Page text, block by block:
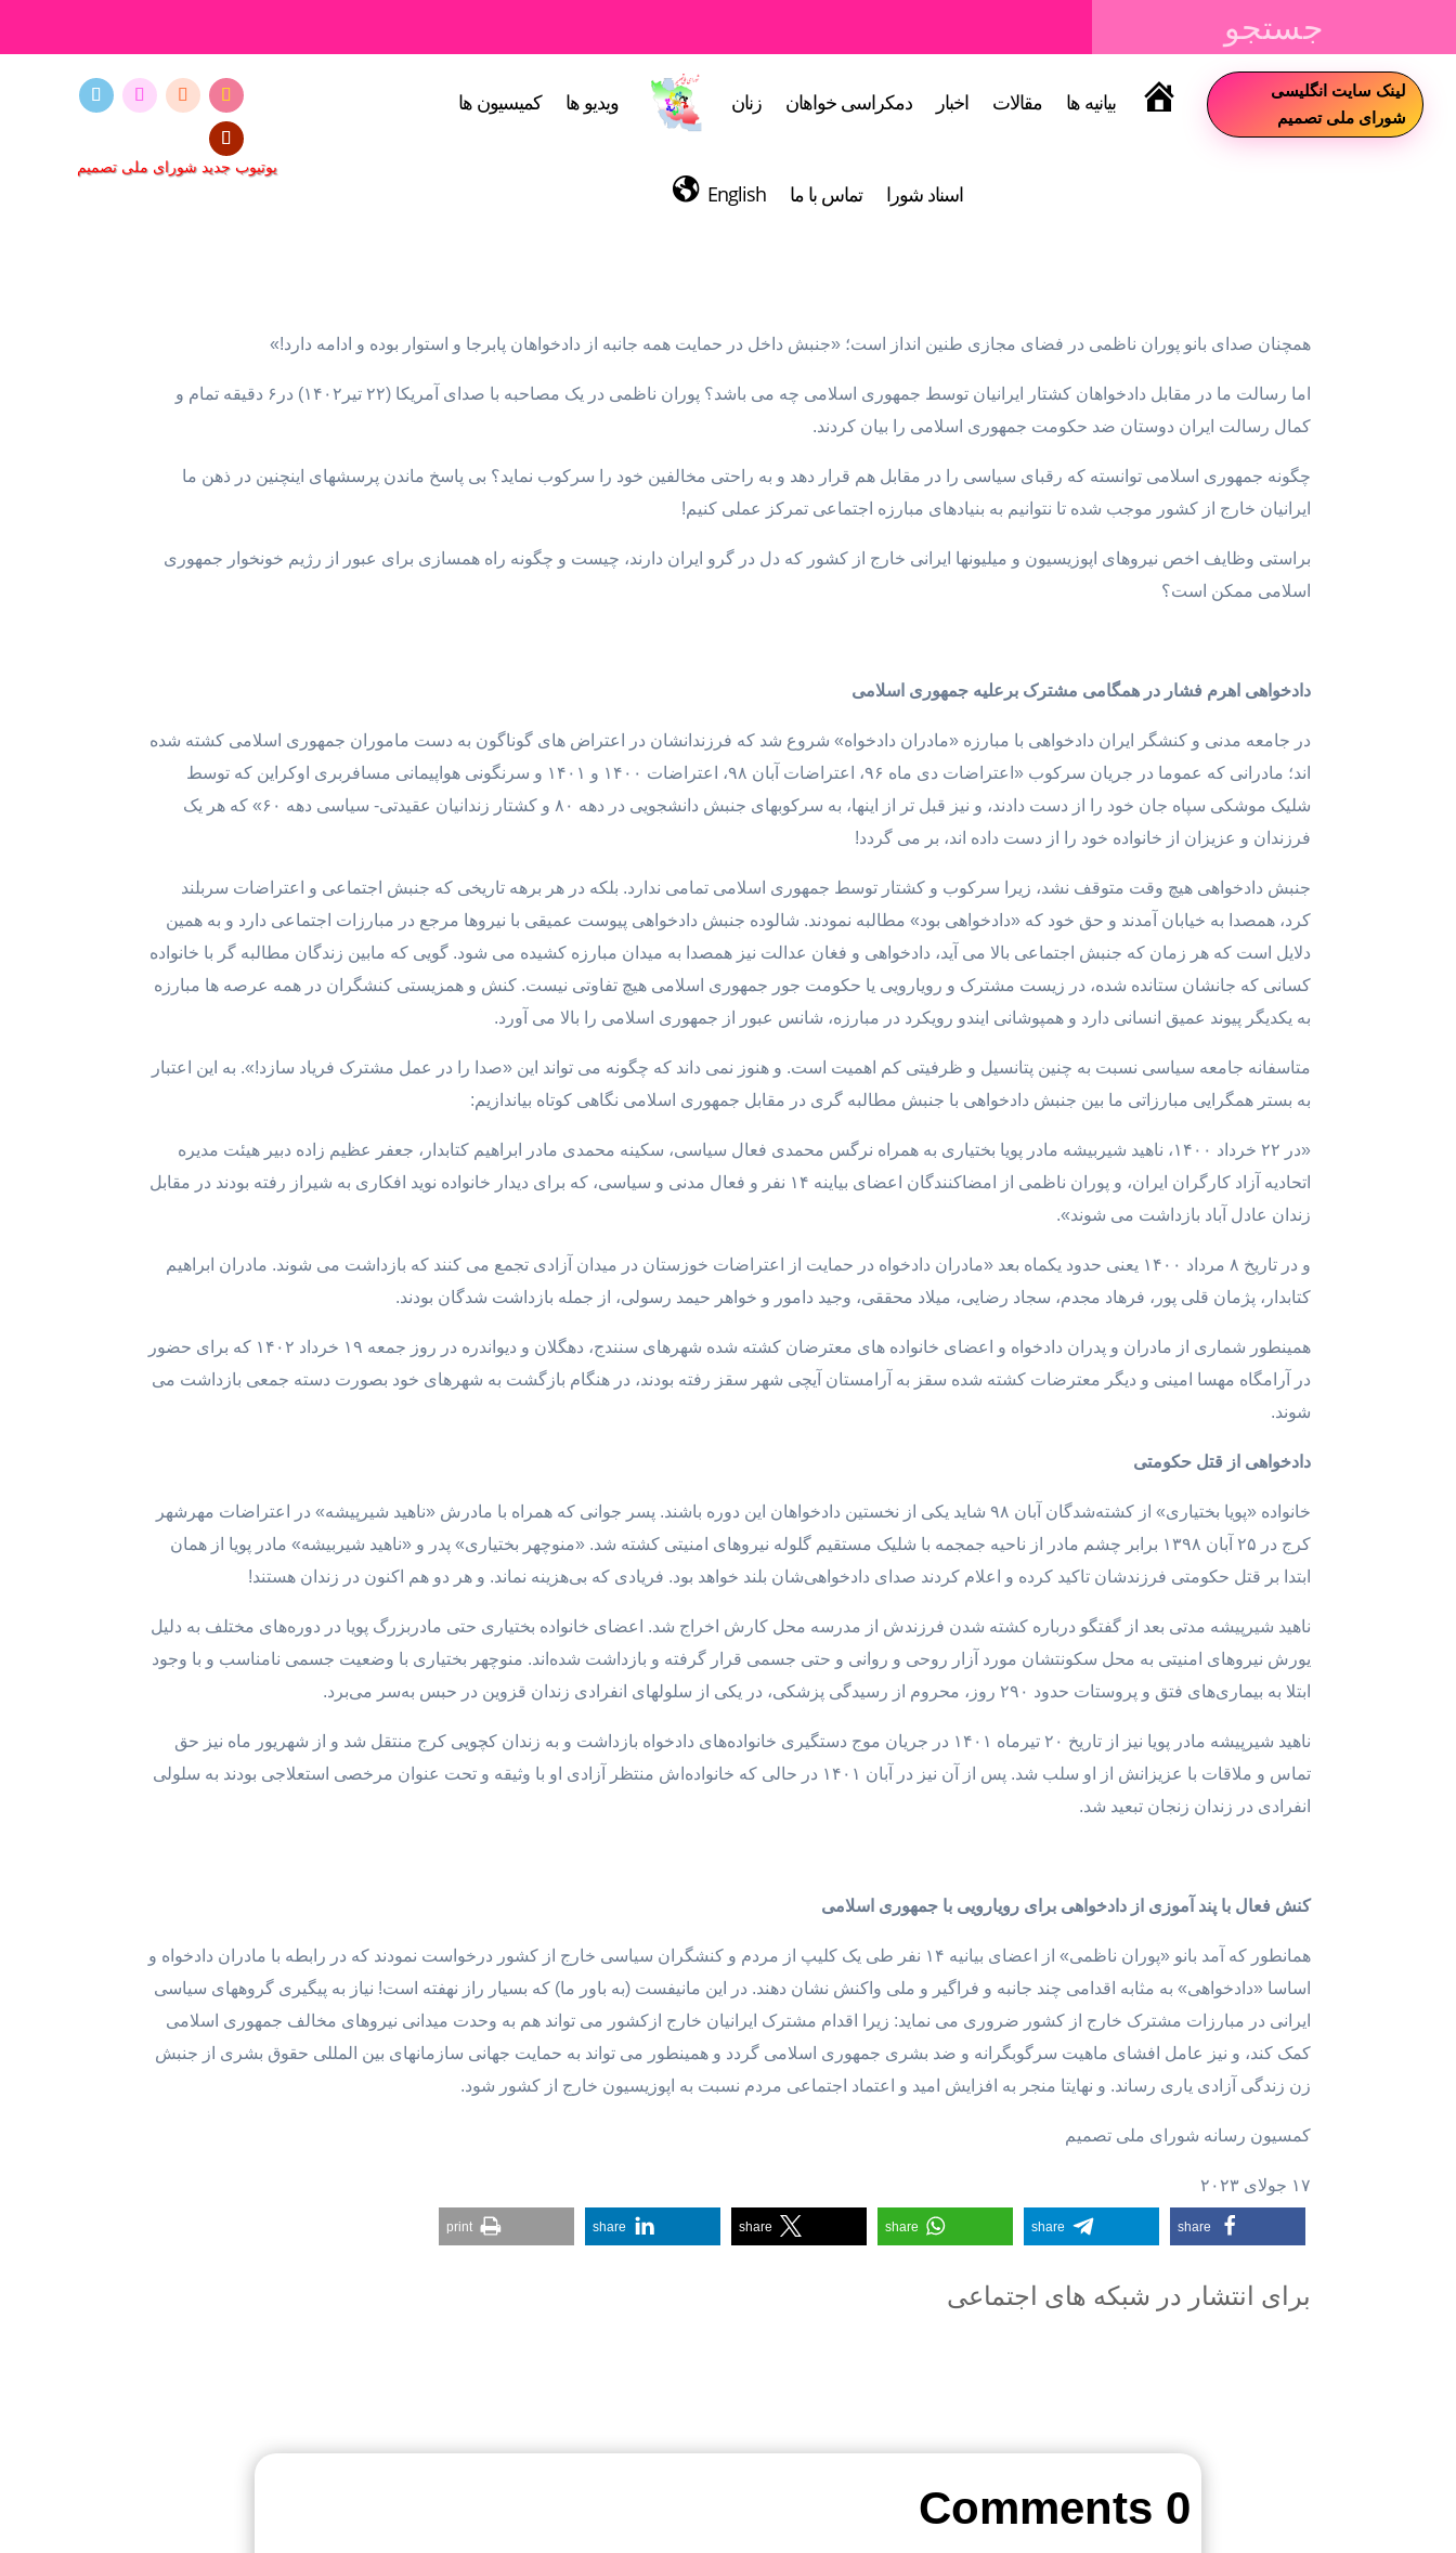
یوتیوب جدید شورای ملی تصمیم
سایت بیانیه ها مقالات اخبار دمکراسی خواهان زنان ویدیو ها کمیسیون ها
اسناد شورا تماس با ما English
لینک سایت انگلیسی
شورای ملی تصمیم
همچنان صدای بانو پوران ناظمی در فضای مجازی طنین انداز است؛ «جنبش داخل در حمایت همه جانبه از دادخواهان پابرجا و استوار بوده و ادامه دارد!»
اما رسالت ما در مقابل دادخواهان کشتار ایرانیان توسط جمهوری اسلامی چه می باشد؟ پوران ناظمی در یک مصاحبه با صدای آمریکا (۲۲ تیر۱۴۰۲) در۶ دقیقه تمام و
کمال رسالت ایران دوستان ضد حکومت جمهوری اسلامی را بیان کردند.
چگونه جمهوری اسلامی توانسته که رقبای سیاسی را در مقابل هم قرار دهد و به راحتی مخالفین خود را سرکوب نماید؟ بی پاسخ ماندن پرسشهای اینچنین در ذهن ما
ایرانیان خارج از کشور موجب شده تا نتوانیم به بنیادهای مبارزه اجتماعی تمرکز عملی کنیم!
براستی وظایف اخص نیروهای اپوزیسیون و میلیونها ایرانی خارج از کشور که دل در گرو ایران دارند، چیست و چگونه راه همسازی برای عبور از رژیم خونخوار جمهوری
اسلامی ممکن است؟
دادخواهی اهرم فشار در همگامی مشترک برعلیه جمهوری اسلامی
در جامعه مدنی و کنشگر ایران دادخواهی با مبارزه «مادران دادخواه» شروع شد که فرزندانشان در اعتراض های گوناگون به دست ماموران جمهوری اسلامی کشته شده
اند؛ مادرانی که عموما در جریان سرکوب «اعتراضات دی ماه ۹۶، اعتراضات آبان ۹۸، اعتراضات ۱۴۰۰ و ۱۴۰۱ و سرنگونی هواپیمانی مسافربری اوکراین که توسط
شلیک موشکی سپاه جان خود را از دست دادند، و نیز قبل تر از اینها، به سرکوبهای جنبش دانشجویی در دهه ۸۰ و کشتار زندانیان عقیدتی- سیاسی دهه ۶۰» که هر یک
فرزندان و عزیزان از خانواده خود را از دست داده اند، بر می گردد!
جنبش دادخواهی هیچ وقت متوقف نشد، زیرا سرکوب و کشتار توسط جمهوری اسلامی تمامی ندارد. بلکه در هر برهه تاریخی که جنبش اجتماعی و اعتراضات سربلند
کرد، همصدا به خیابان آمدند و حق خود که «دادخواهی بود» مطالبه نمودند. شالوده جنبش دادخواهی پیوست عمیقی با نیروها مرجع در مبارزات اجتماعی دارد و به همین
دلایل است که هر زمان که جنبش اجتماعی بالا می آید، دادخواهی و فغان عدالت نیز همصدا به میدان مبارزه کشیده می شود. گویی که مابین زندگان مطالبه گر با خانواده
کسانی که جانشان ستانده شده، در زیست مشترک و رویارویی یا حکومت جور جمهوری اسلامی هیچ تفاوتی نیست. کنش و همزیستی کنشگران در همه عرصه ها مبارزه
به یکدیگر پیوند عمیق انسانی دارد و همپوشانی ایندو رویکرد در مبارزه، شانس عبور از جمهوری اسلامی را بالا می آورد.
متاسفانه جامعه سیاسی نسبت به چنین پتانسیل و ظرفیتی کم اهمیت است. و هنوز نمی داند که چگونه می تواند این «صدا را در عمل مشترک فریاد سازد!». به این اعتبار
به بستر همگرایی مبارزاتی ما بین جنبش دادخواهی با جنبش مطالبه گری در مقابل جمهوری اسلامی نگاهی کوتاه بیاندازیم:
«در ۲۲ خرداد ۱۴۰۰، ناهید شیربیشه مادر پویا بختیاری به همراه نرگس محمدی فعال سیاسی، سکینه محمدی مادر ابراهیم کتابدار، جعفر عظیم زاده دبیر هیئت مدیره
اتحادیه آزاد کارگران ایران، و پوران ناظمی از امضاکنندگان اعضای بیاینه ۱۴ نفر و فعال مدنی و سیاسی، که برای دیدار خانواده نوید افکاری به شیراز رفته بودند در مقابل
زندان عادل آباد بازداشت می شوند».
و در تاریخ ۸ مرداد ۱۴۰۰ یعنی حدود یکماه بعد «مادران دادخواه در حمایت از اعتراضات خوزستان در میدان آزادی تجمع می کنند که بازداشت می شوند. مادران ابراهیم
کتابدار، پژمان قلی پور، فرهاد مجدم، سجاد رضایی، میلاد محققی، وجید دامور و خواهر حیمد رسولی، از جمله بازداشت شدگان بودند.
همینطور شماری از مادران و پدران دادخواه و اعضای خانواده های معترضان کشته شده شهرهای سنندج، دهگلان و دیواندره در روز جمعه ۱۹ خرداد ۱۴۰۲ که برای حضور
در آرامگاه مهسا امینی و دیگر معترضات کشته شده سقز به آرامستان آیچی شهر سقز رفته بودند، در هنگام بازگشت به شهرهای خود بصورت دسته جمعی بازداشت می
شوند.
دادخواهی از قتل حکومتی
خانواده «پویا بختیاری» از کشته‌شدگان آبان ۹۸ شاید یکی از نخستین دادخواهان این دوره باشند. پسر جوانی که همراه با مادرش «ناهید شیرپیشه» در اعتراضات مهرشهر
کرج در ۲۵ آبان ۱۳۹۸ برابر چشم مادر از ناحیه جمجمه با شلیک مستقیم گلوله نیروهای امنیتی کشته شد. «منوچهر بختیاری» پدر و «ناهید شیربیشه» مادر پویا از همان
ابتدا بر قتل حکومتی فرزندشان تاکید کرده و اعلام کردند صدای دادخواهی‌شان بلند خواهد بود. فریادی که بی‌هزینه نماند. و هر دو هم اکنون در زندان هستند!
ناهید شیرپیشه مدتی بعد از گفتگو درباره کشته شدن فرزندش از مدرسه محل کارش اخراج شد. اعضای خانواده بختیاری حتی مادربزرگ پویا در دوره‌های مختلف به دلیل
یورش نیروهای امنیتی به محل سکونتشان مورد آزار روحی و روانی و حتی جسمی قرار گرفته و بازداشت شده‌اند. منوچهر بختیاری با وضعیت جسمی نامناسب و با وجود
ابتلا به بیماری‌های فتق و پروستات حدود ۲۹۰ روز، محروم از رسیدگی پزشکی، در یکی از سلولهای انفرادی زندان قزوین در حبس به‌‌سر می‌برد.
ناهید شیرپیشه مادر پویا نیز از تاریخ ۲۰ تیرماه ۱۴۰۱ در جریان موج دستگیری خانواده‌های دادخواه بازداشت و به زندان کچویی کرج منتقل شد و از شهریور ماه نیز حق
تماس و ملاقات با عزیزانش از او سلب شد. پس از آن نیز در آبان ۱۴۰۱ در حالی که خانواده‌اش منتظر آزادی او با وثیقه و تحت عنوان مرخصی استعلاجی بودند به سلولی
انفرادی در زندان زنجان تبعید شد.
کنش فعال با پند آموزی از دادخواهی برای رویارویی با جمهوری اسلامی
همانطور که آمد بانو «پوران ناظمی» از اعضای بیانیه ۱۴ نفر طی یک کلیپ از مردم و کنشگران سیاسی خارج از کشور درخواست نمودند که در رابطه با مادران دادخواه و
اساسا «دادخواهی» به مثابه اقدامی چند جانبه و فراگیر و ملی واکنش نشان دهند. در این مانیفست (به باور ما) که بسیار راز نهفته است! نیاز به پیگیری گروههای سیاسی
ایرانی در مبارزات مشترک خارج از کشور ضروری می نماید: زیرا اقدام مشترک ایرانیان خارج ازکشور می تواند هم به وحدت میدانی نیروهای مخالف جمهوری اسلامی
کمک کند، و نیز عامل افشای ماهیت سرگوبگرانه و ضد بشری جمهوری اسلامی گردد و همینطور می تواند به حمایت جهانی سازمانهای بین المللی حقوق بشری از جنبش
زن زندگی آزادی یاری رساند. و نهایتا منجر به افزایش امید و اعتماد اجتماعی مردم نسبت به اپوزیسیون خارج از کشور شود.
کمسیون رسانه شورای ملی تصمیم
۱۷ جولای ۲۰۲۳
share
share
share
share
share
print
برای انتشار در شبکه های اجتماعی
0 Comments